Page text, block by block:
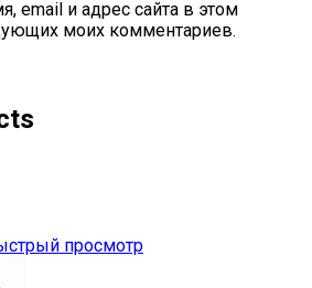
email и адрес сайта в этом
моих комментариев.
просмотр